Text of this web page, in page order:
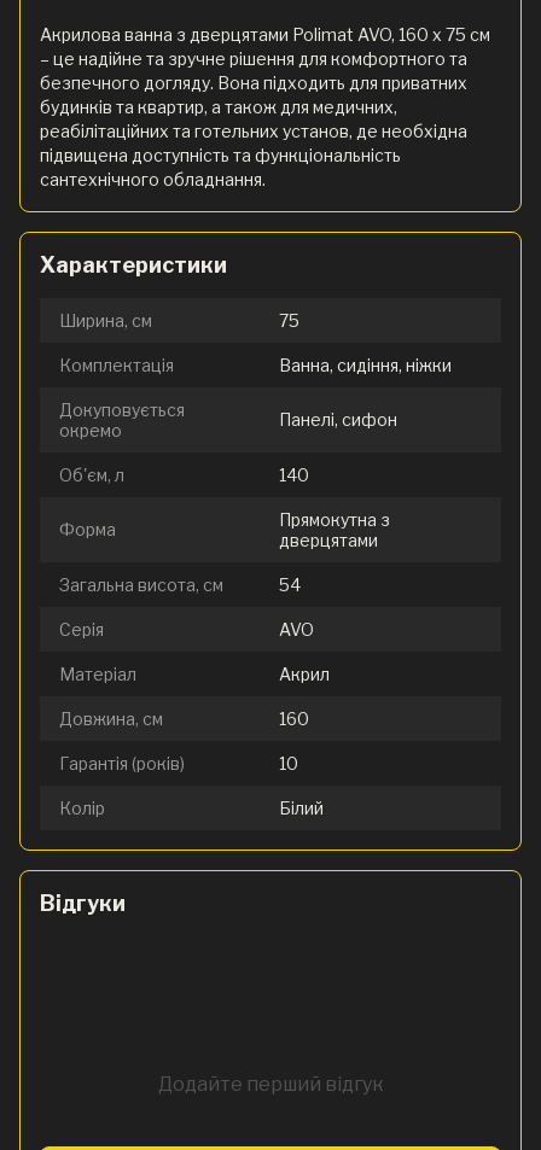
Акрилова ванна з дверцятами Polimat AVO, 160 x 75 см
– це надійне та зручне рішення для комфортного та
безпечного догляду. Вона підходить для приватних
будинків та квартир, а також для медичних,
реабілітаційних та готельних установ, де необхідна
підвищена доступність та функціональність
сантехнічного обладнання.
Характеристики
Ширина, см 75
Комплектація Ванна, сидіння, ніжки
Докуповується
окремо
Панелі, сифон
Об'єм, л 140
Форма
Прямокутна з
дверцятами
Загальна висота, см 54
Серія AVO
Матеріал Акрил
Довжина, см 160
Гарантія (років) 10
Колір Білий
Відгуки
Додайте перший відгук